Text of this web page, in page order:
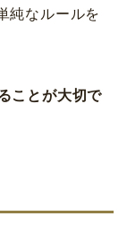
純なルールを
ことが大切で